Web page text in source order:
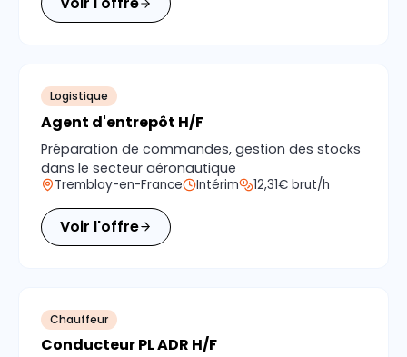
Logistique
Agent d'entrepôt H/F
Préparation de commandes, gestion des stocks
dans le secteur aéronautique
Tremblay-en-France Intérim 12,31€ brut/h
Voir l'offre
Chauffeur
Conducteur PL ADR H/F